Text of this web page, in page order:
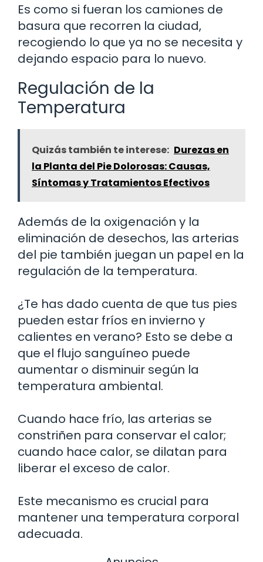
Es como si fueran los camiones de
basura que recorren la ciudad,
recogiendo lo que ya no se necesita y
dejando espacio para lo nuevo.
Regulación de la
Temperatura
Quizás también te interese: Durezas en
la Planta del Pie Dolorosas: Causas,
Síntomas y Tratamientos Efectivos
Además de la oxigenación y la
eliminación de desechos, las arterias
del pie también juegan un papel en la
regulación de la temperatura.
¿Te has dado cuenta de que tus pies
pueden estar fríos en invierno y
calientes en verano? Esto se debe a
que el flujo sanguíneo puede
aumentar o disminuir según la
temperatura ambiental.
Cuando hace frío, las arterias se
constriñen para conservar el calor;
cuando hace calor, se dilatan para
liberar el exceso de calor.
Este mecanismo es crucial para
mantener una temperatura corporal
adecuada.